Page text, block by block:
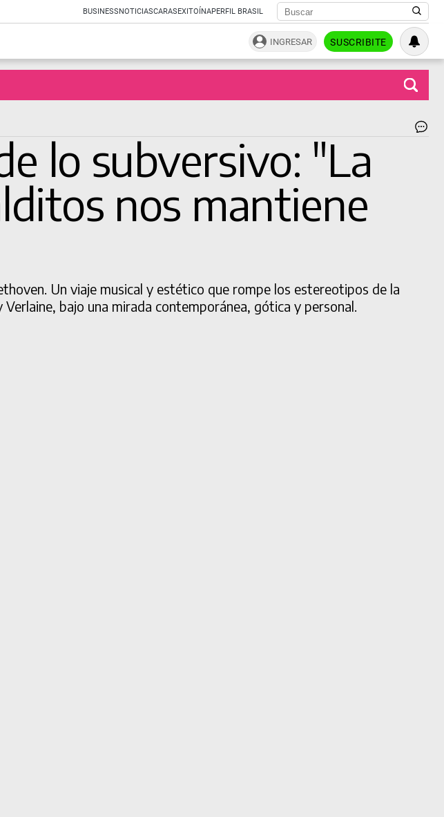
BUSINESSNOTICIASCARASEXITOÍNAPERFIL BRASIL
INGRESAR SUSCRIBITE
lo subversivo: "La
nos mantiene
Un viaje musical y estético que rompe los estereotipos de la
bajo una mirada contemporánea, gótica y personal.